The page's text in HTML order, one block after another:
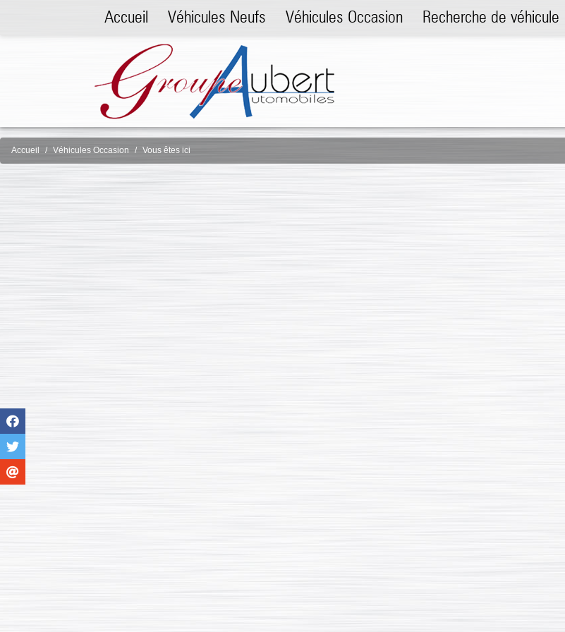
Accueil Véhicules Neufs Véhicules Occasion Recherche de véhicule
Accueil Véhicules Occasion Vous êtes ici